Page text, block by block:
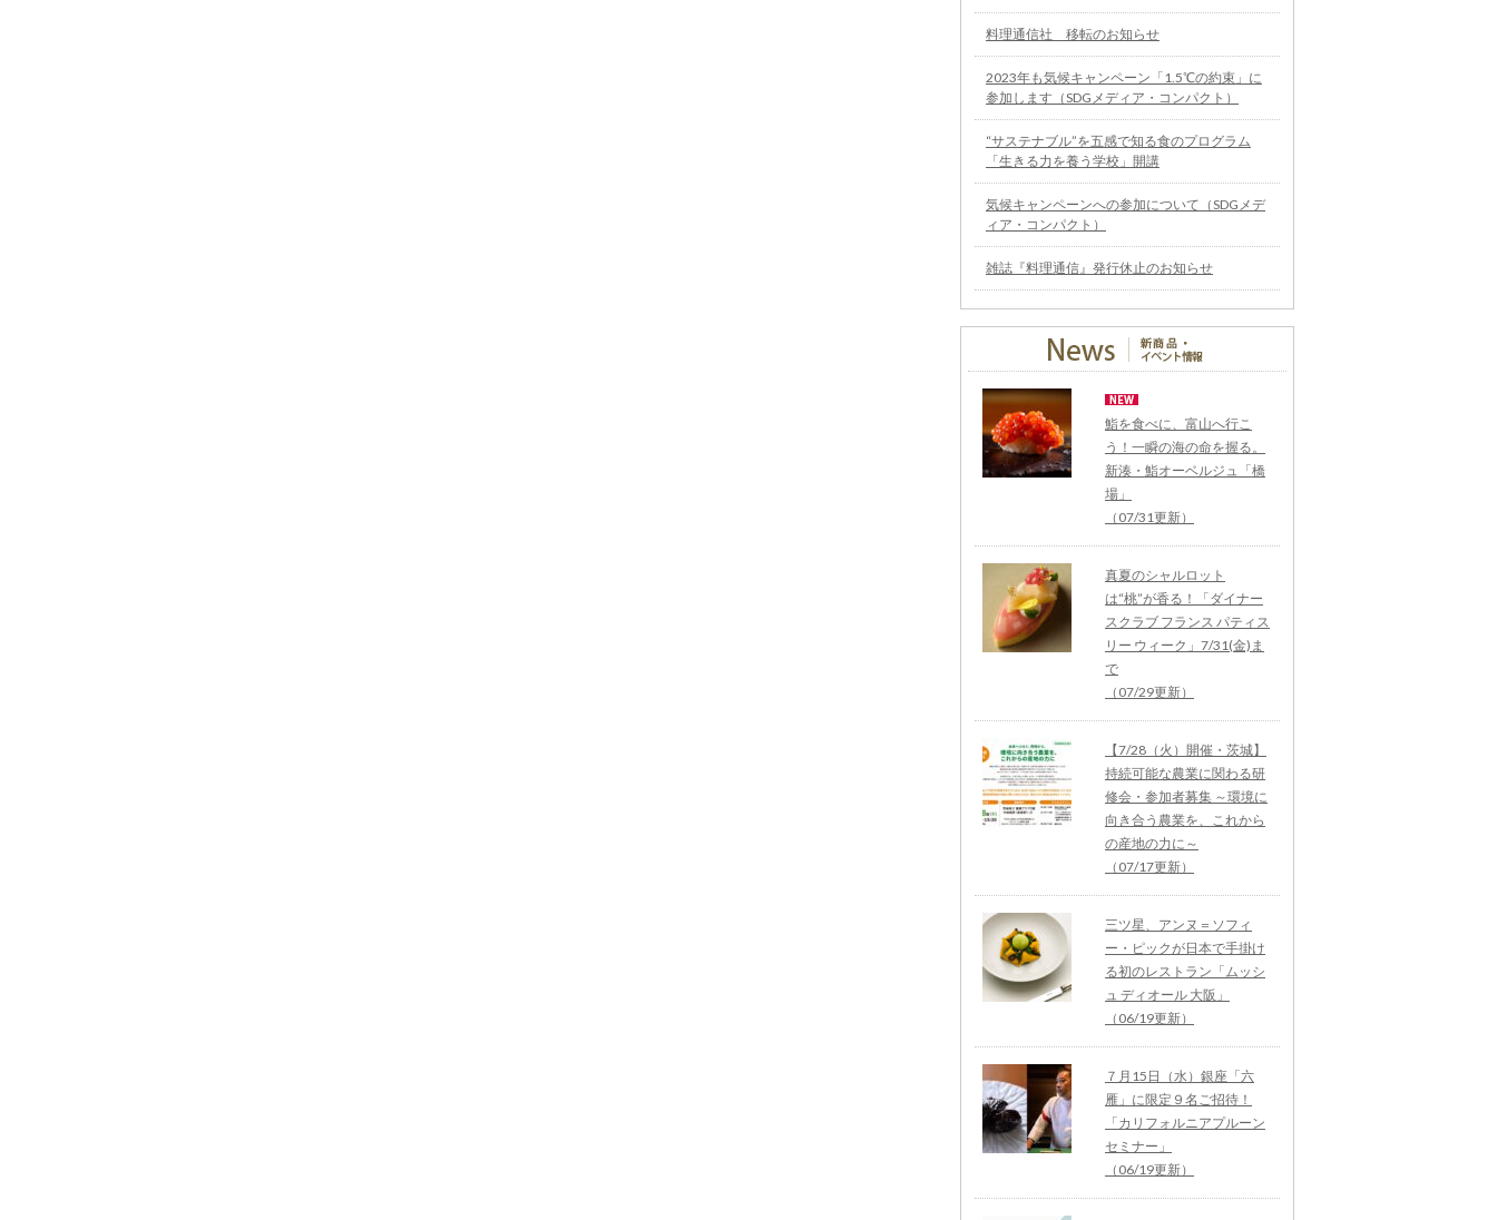
料理通信社 移転のお知らせ
2023年も気候キャンペーン「1.5℃の約束」に
参加します（SDGメディア・コンパクト）
“サステナブル”を五感で知る食のプログラム
「生きる力を養う学校」開講
気候キャンペーンへの参加について（SDGメデ
ィア・コンパクト）
雑誌『料理通信』発行休止のお知らせ
鮨を食べに、富山へ行こ
う！一瞬の海の命を握る。
新湊・鮨オーベルジュ「橋
場」
（07/31更新）
真夏のシャルロット
は“桃”が香る！「ダイナー
スクラブ フランス パティス
リー ウィーク」7/31(金)ま
で
（07/29更新）
【7/28（火）開催・茨城】
持続可能な農業に関わる研
修会・参加者募集 ～環境に
向き合う農業を、これから
の産地の力に～
（07/17更新）
三ツ星、アンヌ＝ソフィ
ー・ピックが日本で手掛け
る初のレストラン「ムッシ
ュ ディオール 大阪」
（06/19更新）
７月15日（水）銀座「六
雁」に限定９名ご招待！
「カリフォルニアプルーン
セミナー」
（06/19更新）